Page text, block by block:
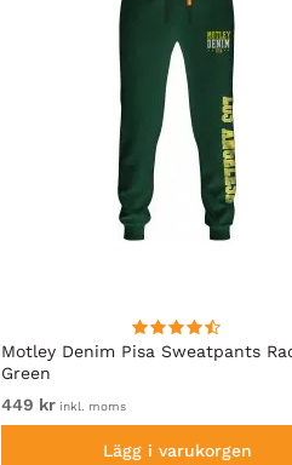
Motley Denim Pisa Sweatpants
Green
449 kr inkl. moms
Lägg i varukorgen